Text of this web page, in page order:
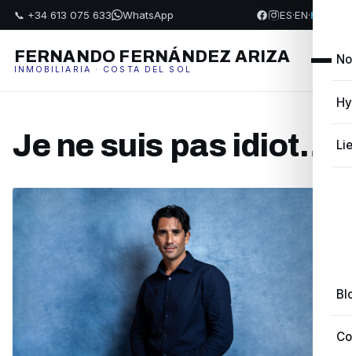
📞 +34 613 075 633 WhatsApp ES·EN·FR
FERNANDO FERNÁNDEZ ARIZA
INMOBILIARIA · COSTA DEL SOL
Je ne suis pas idiot…